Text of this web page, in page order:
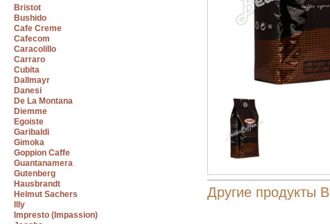
Bristot
Bushido
Cafe Creme
Cafecom
Caracolillo
Carraro
Cubita
Dallmayr
Danesi
De La Montana
Diemme
Egoiste
Garibaldi
Gimoka
Goppion Caffe
Guantanamera
Gutenberg
Hausbrandt
Helmut Sachers
Illy
Impresto (Impassion)
Другие продукты